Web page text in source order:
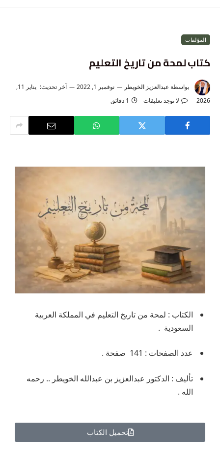
المؤلفات
كتاب لمحة من تاريخ التعليم
بواسطة عبدالعزيز الخويطر نوفمبر 1, 2022 آخر تحديث:
يناير 11,
2026
لا توجد تعليقات 1 دقائق
الكتاب : لمحة من تاريخ التعليم في المملكة العربية
السعودية .
عدد الصفحات : 141 صفحة .
تأليف : الدكتور عبدالعزيز بن عبدالله الخويطر .. رحمه
الله .
تحميل الكتاب